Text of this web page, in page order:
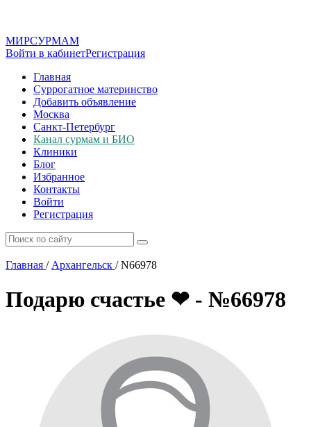
МИРСУРМАМ
Войти в кабинетРегистрация
Главная
Суррогатное материнство
Добавить объявление
Москва
Санкт-Петербург
Канал сурмам и БИО
Клиники
Блог
Избранное
Контакты
Войти
Регистрация
Главная / Архангельск /N66978
Подарю счастье ❤ - №66978